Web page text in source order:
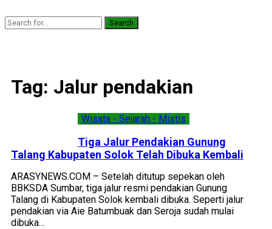
Search
Tag: Jalur pendakian
Wisata - Sejarah - Mistis
Tiga Jalur Pendakian Gunung
Talang Kabupaten Solok Telah Dibuka Kembali
ARASYNEWS.COM – Setelah ditutup sepekan oleh
BBKSDA Sumbar, tiga jalur resmi pendakian Gunung
Talang di Kabupaten Solok kembali dibuka. Seperti jalur
pendakian via Aie Batumbuak dan Seroja sudah mulai
dibuka…